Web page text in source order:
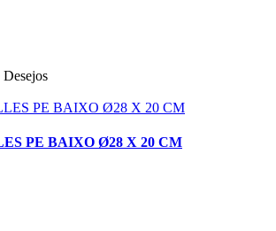
PE BAIXO Ø28 X 20 CM